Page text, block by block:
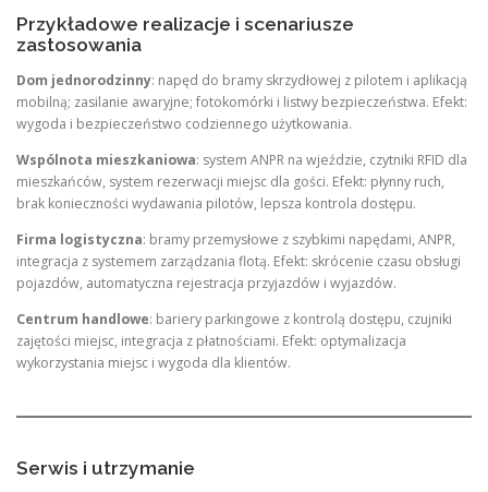
Przykładowe realizacje i scenariusze
zastosowania
Dom jednorodzinny: napęd do bramy skrzydłowej z pilotem i aplikacją
mobilną; zasilanie awaryjne; fotokomórki i listwy bezpieczeństwa. Efekt:
wygoda i bezpieczeństwo codziennego użytkowania.
Wspólnota mieszkaniowa: system ANPR na wjeździe, czytniki RFID dla
mieszkańców, system rezerwacji miejsc dla gości. Efekt: płynny ruch,
brak konieczności wydawania pilotów, lepsza kontrola dostępu.
Firma logistyczna: bramy przemysłowe z szybkimi napędami, ANPR,
integracja z systemem zarządzania flotą. Efekt: skrócenie czasu obsługi
pojazdów, automatyczna rejestracja przyjazdów i wyjazdów.
Centrum handlowe: bariery parkingowe z kontrolą dostępu, czujniki
zajętości miejsc, integracja z płatnościami. Efekt: optymalizacja
wykorzystania miejsc i wygoda dla klientów.
Serwis i utrzymanie